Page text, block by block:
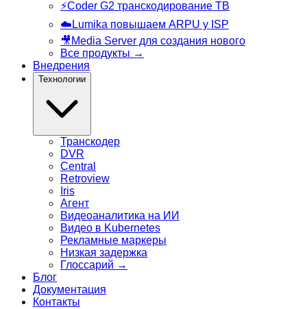
⚡Coder G2 транскодирование ТВ
☁️ Lumika повышаем ARPU у ISP
🎥 Media Server для создания нового
Все продукты →
Внедрения
Технологии
Транскодер
DVR
Central
Retroview
Iris
Агент
Видеоаналитика на ИИ
Видео в Kubernetes
Рекламные маркеры
Низкая задержка
Глоссарий →
Блог
Документация
Контакты